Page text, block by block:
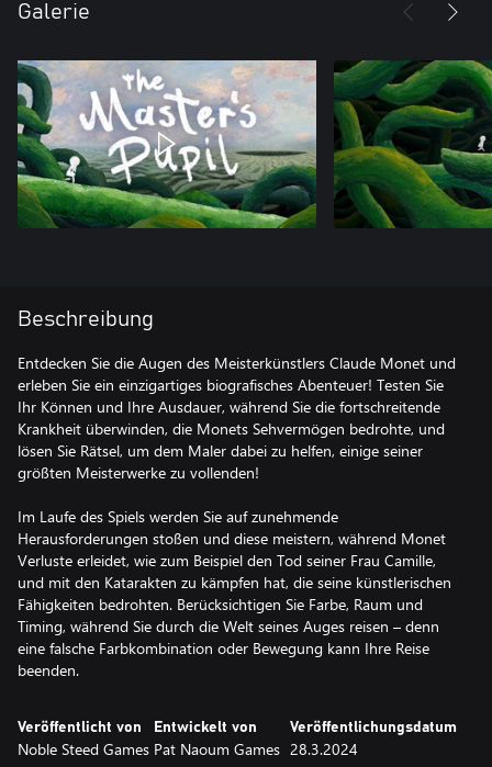
Galerie
Beschreibung
Entdecken Sie die Augen des Meisterkünstlers Claude Monet und
erleben Sie ein einzigartiges biografisches Abenteuer! Testen Sie
Ihr Können und Ihre Ausdauer, während Sie die fortschreitende
Krankheit überwinden, die Monets Sehvermögen bedrohte, und
lösen Sie Rätsel, um dem Maler dabei zu helfen, einige seiner
größten Meisterwerke zu vollenden!
Im Laufe des Spiels werden Sie auf zunehmende
Herausforderungen stoßen und diese meistern, während Monet
Verluste erleidet, wie zum Beispiel den Tod seiner Frau Camille,
und mit den Katarakten zu kämpfen hat, die seine künstlerischen
Fähigkeiten bedrohten. Berücksichtigen Sie Farbe, Raum und
Timing, während Sie durch die Welt seines Auges reisen – denn
eine falsche Farbkombination oder Bewegung kann Ihre Reise
beenden.
Veröffentlicht von
Noble Steed Games
Entwickelt von
Pat Naoum Games
Veröffentlichungsdatum
28.3.2024